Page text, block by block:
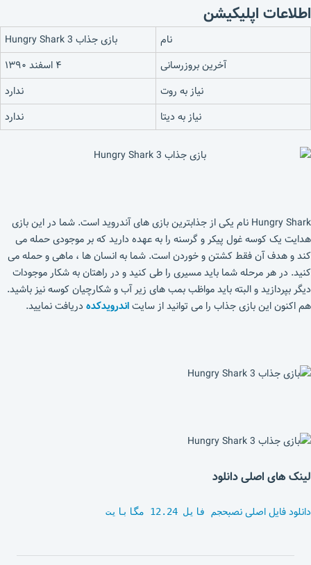
اطلاعات اپلیکیشن
نام
بازی جذاب Hungry Shark 3
آخرین بروزرسانی
۴ اسفند ۱۳۹۰
نیاز به روت
ندارد
نیاز به دیتا
ندارد
Hungry Shark نام یکی از جذابترین بازی های آندروید است. شما در این بازی
هدایت یک کوسه غول پیکر و گرسنه را به عهده دارید که بر موجودی حمله می
کند و هدف آن فقط کشتن و خوردن است. شما به انسان ها ، ماهی و حمله می
کنید. در هر مرحله شما باید مسیری را طی کنید و در راهتان به شکار موجودات
دیگر بپردازید و البته باید مواظب بمب های زیر آب و شکارچیان کوسه نیز باشید.
هم اکنون این بازی جذاب را می توانید از سایتاندرویدکده دریافت نمایید.
لینک های اصلی دانلود
دانلود فایل اصلی نصبحجم فایل 12.24 مگابایت